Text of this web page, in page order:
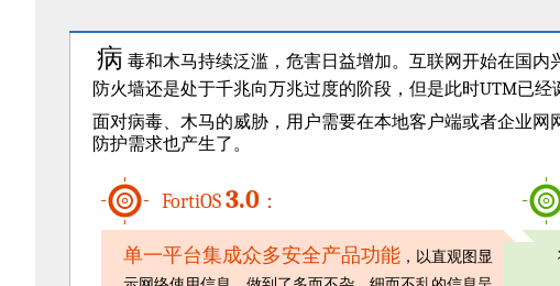
病 毒和木马持续泛滥，危害日益增加。互联网开始在国内
防火墙还是处于千兆向万兆过度的阶段，但是此时UTM已
面对病毒、木马的威胁，用户需要在本地客户端或者企业
防护需求也产生了。
FortiOS3.0 ：
单一平台集成众多安全产品功能 ，以直观图显